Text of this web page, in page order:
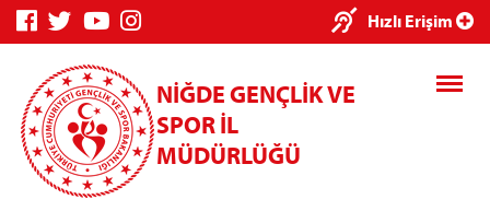
Hızlı Erişim
NİĞDE GENÇLİK VE
SPOR İL
MÜDÜRLÜĞÜ
×